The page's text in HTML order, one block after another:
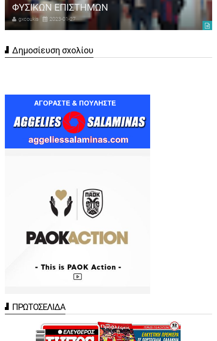
ΦΥΣΙΚΩΝ ΕΠΙΣΤΗΜΩΝ
gxcoukis 2023-01-27
Δημοσίευση σχολίου
ΠΡΩΤΟΣΕΛΙΔΑ